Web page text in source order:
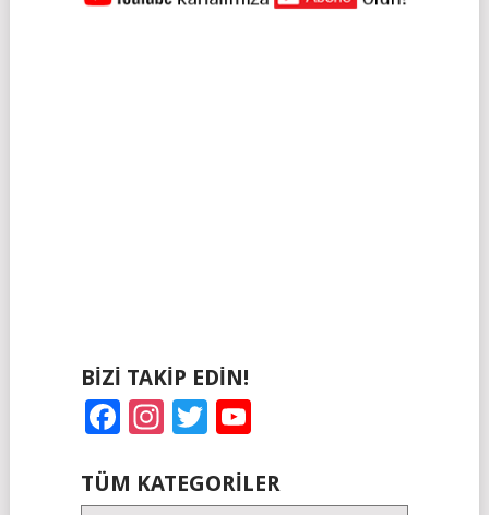
BIZI TAKIP EDIN!
Facebook
Instagram
Twitter
TÜM KATEGORILER